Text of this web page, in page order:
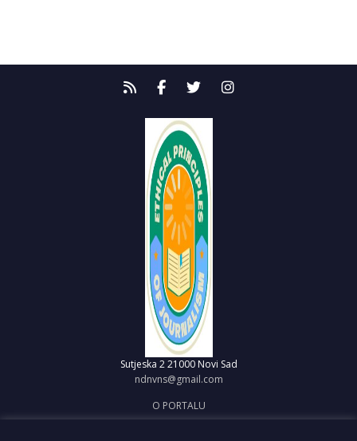
Sutjeska 2 21000 Novi Sad
ndnvns@gmail.com
O PORTALU